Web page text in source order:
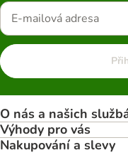
O nás a našich
Výhody pro vás
Nakupování a slevy